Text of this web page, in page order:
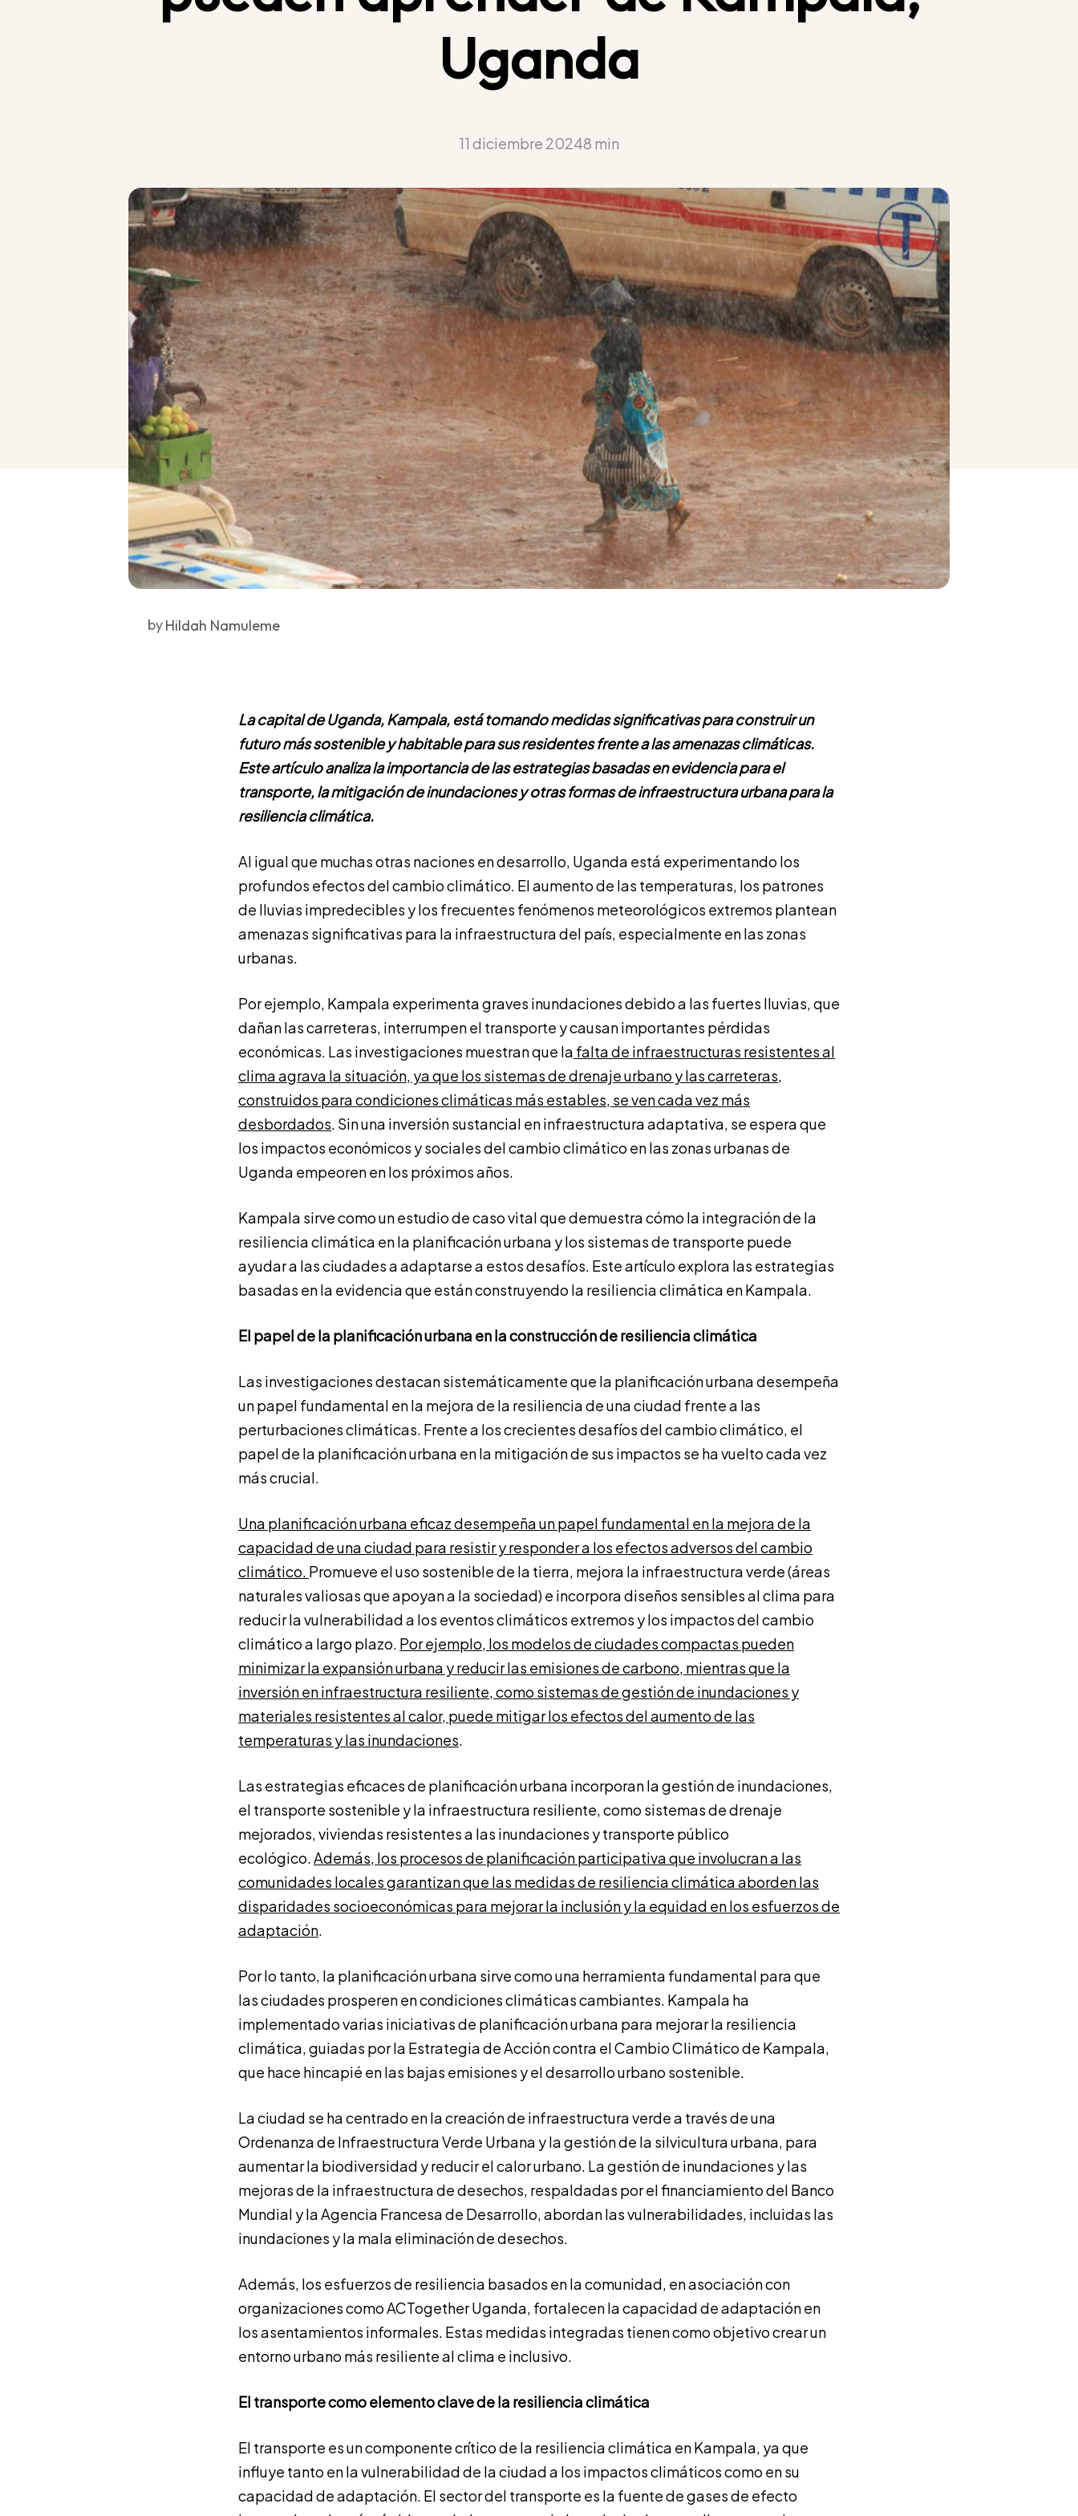
Uganda
11 diciembre 20248 min
byHildah Namuleme
La capital de Uganda, Kampala, está tomando medidas significativas para construir un
futuro más sostenible y habitable para sus residentes frente a las amenazas climáticas.
Este artículo analiza la importancia de las estrategias basadas en evidencia para el
transporte, la mitigación de inundaciones y otras formas de infraestructura urbana para la
resiliencia climática.
Al igual que muchas otras naciones en desarrollo, Uganda está experimentando los
profundos efectos del cambio climático. El aumento de las temperaturas, los patrones
de lluvias impredecibles y los frecuentes fenómenos meteorológicos extremos plantean
amenazas significativas para la infraestructura del país, especialmente en las zonas
urbanas.
Por ejemplo, Kampala experimenta graves inundaciones debido a las fuertes lluvias, que
dañan las carreteras, interrumpen el transporte y causan importantes pérdidas
económicas. Las investigaciones muestran que la falta de infraestructuras resistentes al
clima agrava la situación, ya que los sistemas de drenaje urbano y las carreteras,
construidos para condiciones climáticas más estables, se ven cada vez más
desbordados. Sin una inversión sustancial en infraestructura adaptativa, se espera que
los impactos económicos y sociales del cambio climático en las zonas urbanas de
Uganda empeoren en los próximos años.
Kampala sirve como un estudio de caso vital que demuestra cómo la integración de la
resiliencia climática en la planificación urbana y los sistemas de transporte puede
ayudar a las ciudades a adaptarse a estos desafíos. Este artículo explora las estrategias
basadas en la evidencia que están construyendo la resiliencia climática en Kampala.
El papel de la planificación urbana en la construcción de resiliencia climática
Las investigaciones destacan sistemáticamente que la planificación urbana desempeña
un papel fundamental en la mejora de la resiliencia de una ciudad frente a las
perturbaciones climáticas. Frente a los crecientes desafíos del cambio climático, el
papel de la planificación urbana en la mitigación de sus impactos se ha vuelto cada vez
más crucial.
Una planificación urbana eficaz desempeña un papel fundamental en la mejora de la
capacidad de una ciudad para resistir y responder a los efectos adversos del cambio
climático. Promueve el uso sostenible de la tierra, mejora la infraestructura verde (áreas
naturales valiosas que apoyan a la sociedad) e incorpora diseños sensibles al clima para
reducir la vulnerabilidad a los eventos climáticos extremos y los impactos del cambio
climático a largo plazo. Por ejemplo, los modelos de ciudades compactas pueden
minimizar la expansión urbana y reducir las emisiones de carbono, mientras que la
inversión en infraestructura resiliente, como sistemas de gestión de inundaciones y
materiales resistentes al calor, puede mitigar los efectos del aumento de las
temperaturas y las inundaciones.
Las estrategias eficaces de planificación urbana incorporan la gestión de inundaciones,
el transporte sostenible y la infraestructura resiliente, como sistemas de drenaje
mejorados, viviendas resistentes a las inundaciones y transporte público
ecológico.Además, los procesos de planificación participativa que involucran a las
comunidades locales garantizan que las medidas de resiliencia climática aborden las
disparidades socioeconómicas para mejorar la inclusión y la equidad en los esfuerzos de
adaptación.
Por lo tanto, la planificación urbana sirve como una herramienta fundamental para que
las ciudades prosperen en condiciones climáticas cambiantes. Kampala ha
implementado varias iniciativas de planificación urbana para mejorar la resiliencia
climática, guiadas por la Estrategia de Acción contra el Cambio Climático de Kampala,
que hace hincapié en las bajas emisiones y el desarrollo urbano sostenible.
La ciudad se ha centrado en la creación de infraestructura verde a través de una
Ordenanza de Infraestructura Verde Urbana y la gestión de la silvicultura urbana, para
aumentar la biodiversidad y reducir el calor urbano. La gestión de inundaciones y las
mejoras de la infraestructura de desechos, respaldadas por el financiamiento del Banco
Mundial y la Agencia Francesa de Desarrollo, abordan las vulnerabilidades, incluidas las
inundaciones y la mala eliminación de desechos.
Además, los esfuerzos de resiliencia basados en la comunidad, en asociación con
organizaciones como ACTogether Uganda, fortalecen la capacidad de adaptación en
los asentamientos informales. Estas medidas integradas tienen como objetivo crear un
entorno urbano más resiliente al clima e inclusivo.
El transporte como elemento clave de la resiliencia climática
El transporte es un componente crítico de la resiliencia climática en Kampala, ya que
influye tanto en la vulnerabilidad de la ciudad a los impactos climáticos como en su
capacidad de adaptación. El sector del transporte es la fuente de gases de efecto